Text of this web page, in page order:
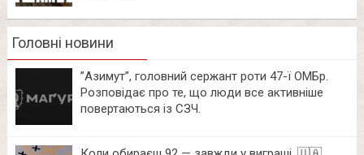
Головні новини
⁨”Азимут”, головний сержант роти 47-ї ОМБр.
Розповідає про те, що люди все активніше
повертаються із СЗЧ.